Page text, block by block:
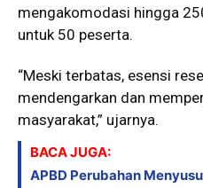
mengakomodasi hingga
untuk 50 peserta.
“Meski terbatas, esensi
mendengarkan dan
masyarakat,” ujarnya.
BACA JUGA:
APBD Perubahan